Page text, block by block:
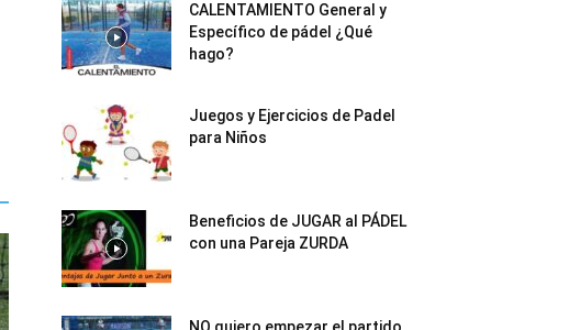
CALENTAMIENTO General y
Específico de pádel ¿Qué
hago?
Juegos y Ejercicios de Padel
para Niños
Beneficios de JUGAR al PÁDEL
con una Pareja ZURDA